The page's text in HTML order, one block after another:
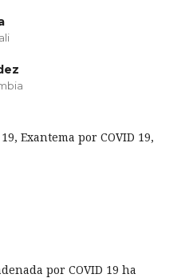
Exantema por COVID 19,
por COVID 19 ha